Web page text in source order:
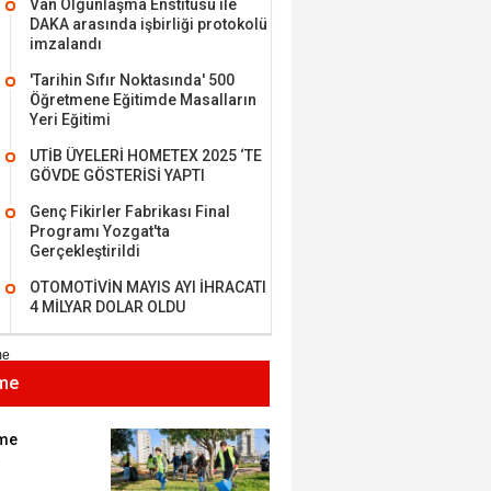
Van Olgunlaşma Enstitüsü ile
DAKA arasında işbirliği protokolü
imzalandı
'Tarihin Sıfır Noktasında' 500
Öğretmene Eğitimde Masalların
Yeri Eğitimi
UTİB ÜYELERİ HOMETEX 2025 ‘TE
GÖVDE GÖSTERİSİ YAPTI
Genç Fikirler Fabrikası Final
Programı Yozgat'ta
Gerçekleştirildi
OTOMOTİVİN MAYIS AYI İHRACATI
4 MİLYAR DOLAR OLDU
Köy
tarımla para
27 Mayıs 1960
KARAMAN
12 Eylül..
TAŞDEMİR